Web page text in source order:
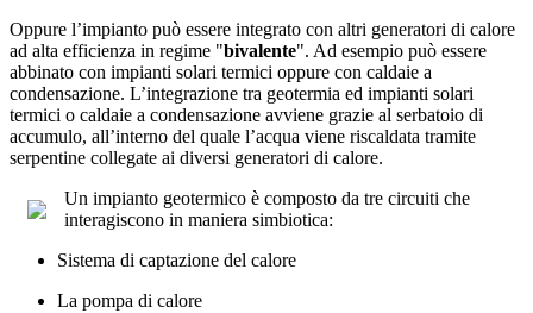
Oppure l’impianto può essere integrato con altri generatori di calore
ad alta efficienza in regime "bivalente". Ad esempio può essere
abbinato con impianti solari termici oppure con caldaie a
condensazione. L’integrazione tra geotermia ed impianti solari
termici o caldaie a condensazione avviene grazie al serbatoio di
accumulo, all’interno del quale l’acqua viene riscaldata tramite
serpentine collegate ai diversi generatori di calore.
Un impianto geotermico è composto da tre circuiti che
interagiscono in maniera simbiotica:
Sistema di captazione del calore
La pompa di calore